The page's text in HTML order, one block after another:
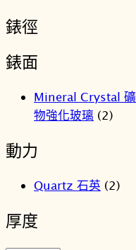
錶徑
錶面
Mineral Crystal 礦
物強化玻璃 (2)
動力
Quartz 石英 (2)
厚度